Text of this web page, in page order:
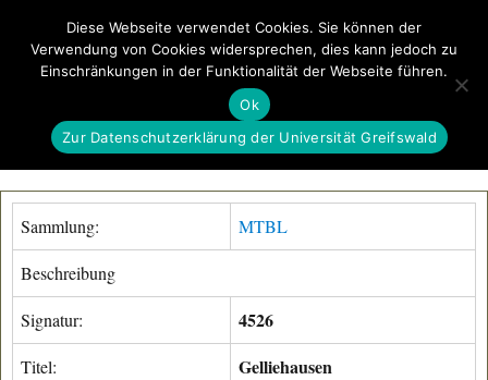
GeoGREIF MENÜ
Sammlung: MTBL
Beschreibung
Signatur: 4526
Titel: Gelliehausen
Diese Webseite verwendet Cookies. Sie können der
Verwendung von Cookies widersprechen, dies kann jedoch zu
Einschränkungen in der Funktionalität der Webseite führen.
Ok
Zur Datenschutzerklärung der Universität Greifswald